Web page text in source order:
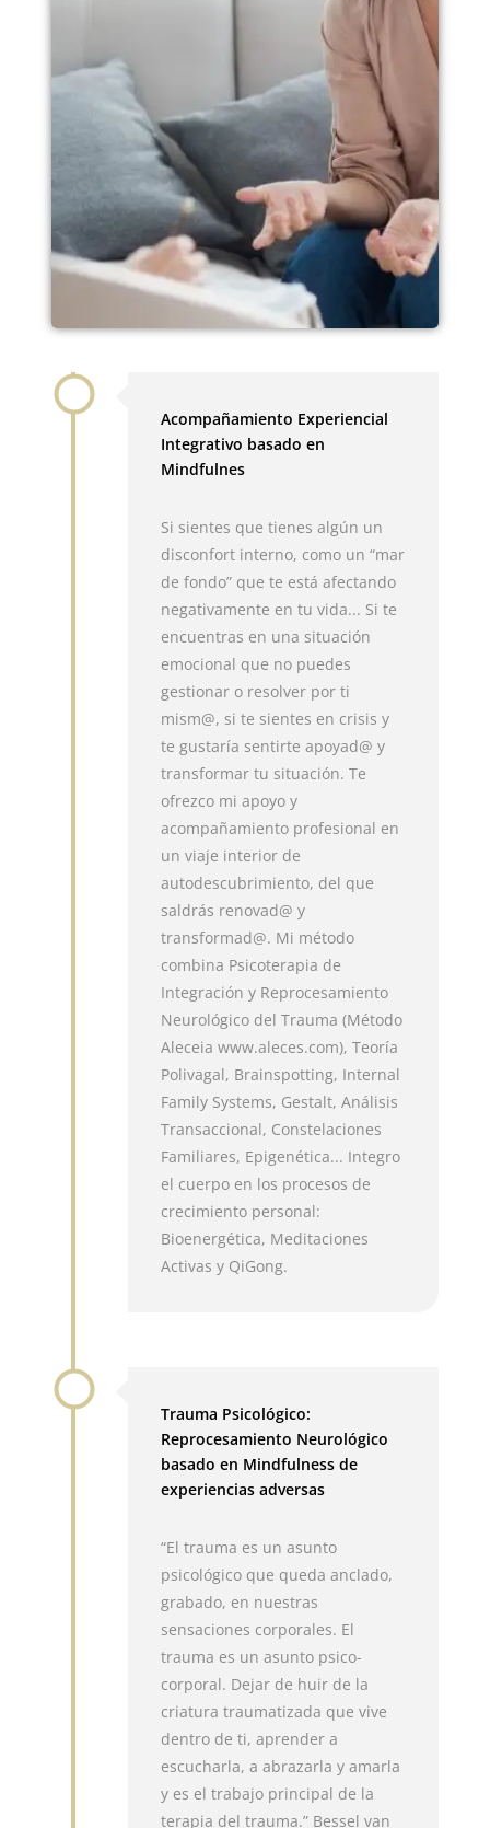
Acompañamiento Experiencial
Integrativo basado en
Mindfulnes
Si sientes que tienes algún un
disconfort interno, como un “mar
de fondo” que te está afectando
negativamente en tu vida... Si te
encuentras en una situación
emocional que no puedes
gestionar o resolver por ti
mism@, si te sientes en crisis y
te gustaría sentirte apoyad@ y
transformar tu situación. Te
ofrezco mi apoyo y
acompañamiento profesional en
un viaje interior de
autodescubrimiento, del que
saldrás renovad@ y
transformad@. Mi método
combina Psicoterapia de
Integración y Reprocesamiento
Neurológico del Trauma (Método
Aleceia www.aleces.com), Teoría
Polivagal, Brainspotting, Internal
Family Systems, Gestalt, Análisis
Transaccional, Constelaciones
Familiares, Epigenética... Integro
el cuerpo en los procesos de
crecimiento personal:
Bioenergética, Meditaciones
Activas y QiGong.
Trauma Psicológico:
Reprocesamiento Neurológico
basado en Mindfulness de
experiencias adversas
“El trauma es un asunto
psicológico que queda anclado,
grabado, en nuestras
sensaciones corporales. El
trauma es un asunto psico-
corporal. Dejar de huir de la
criatura traumatizada que vive
dentro de ti, aprender a
escucharla, a abrazarla y amarla
y es el trabajo principal de la
terapia del trauma.” Bessel van